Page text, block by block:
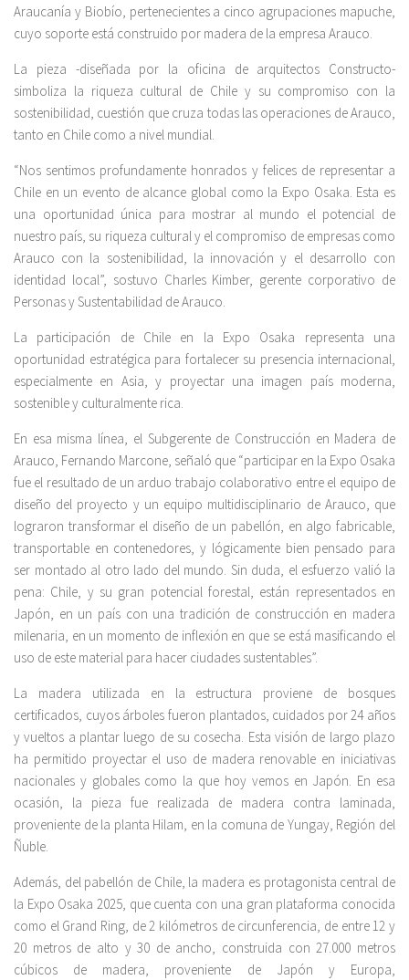
Araucanía y Biobío, pertenecientes a cinco agrupaciones mapuche,
cuyo soporte está construido por madera de la empresa Arauco.
La pieza -diseñada por la oficina de arquitectos Constructo-
simboliza la riqueza cultural de Chile y su compromiso con la
sostenibilidad, cuestión que cruza todas las operaciones de Arauco,
tanto en Chile como a nivel mundial.
“Nos sentimos profundamente honrados y felices de representar a
Chile en un evento de alcance global como la Expo Osaka. Esta es
una oportunidad única para mostrar al mundo el potencial de
nuestro país, su riqueza cultural y el compromiso de empresas como
Arauco con la sostenibilidad, la innovación y el desarrollo con
identidad local”, sostuvo Charles Kimber, gerente corporativo de
Personas y Sustentabilidad de Arauco.
La participación de Chile en la Expo Osaka representa una
oportunidad estratégica para fortalecer su presencia internacional,
especialmente en Asia, y proyectar una imagen país moderna,
sostenible y culturalmente rica.
En esa misma línea, el Subgerente de Construcción en Madera de
Arauco, Fernando Marcone, señaló que “participar en la Expo Osaka
fue el resultado de un arduo trabajo colaborativo entre el equipo de
diseño del proyecto y un equipo multidisciplinario de Arauco, que
lograron transformar el diseño de un pabellón, en algo fabricable,
transportable en contenedores, y lógicamente bien pensado para
ser montado al otro lado del mundo. Sin duda, el esfuerzo valió la
pena: Chile, y su gran potencial forestal, están representados en
Japón, en un país con una tradición de construcción en madera
milenaria, en un momento de inflexión en que se está masificando el
uso de este material para hacer ciudades sustentables”.
La madera utilizada en la estructura proviene de bosques
certificados, cuyos árboles fueron plantados, cuidados por 24 años
y vueltos a plantar luego de su cosecha. Esta visión de largo plazo
ha permitido proyectar el uso de madera renovable en iniciativas
nacionales y globales como la que hoy vemos en Japón. En esa
ocasión, la pieza fue realizada de madera contra laminada,
proveniente de la planta Hilam, en la comuna de Yungay, Región del
Ñuble.
Además, del pabellón de Chile, la madera es protagonista central de
la Expo Osaka 2025, que cuenta con una gran plataforma conocida
como el Grand Ring, de 2 kilómetros de circunferencia, de entre 12 y
20 metros de alto y 30 de ancho, construida con 27.000 metros
cúbicos de madera, proveniente de Japón y Europa,